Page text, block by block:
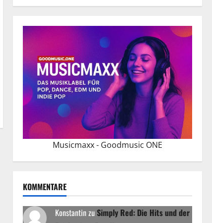
Musicmaxx - Goodmusic ONE
KOMMENTARE
Konstantinzu Simply Red: Die Hits und der